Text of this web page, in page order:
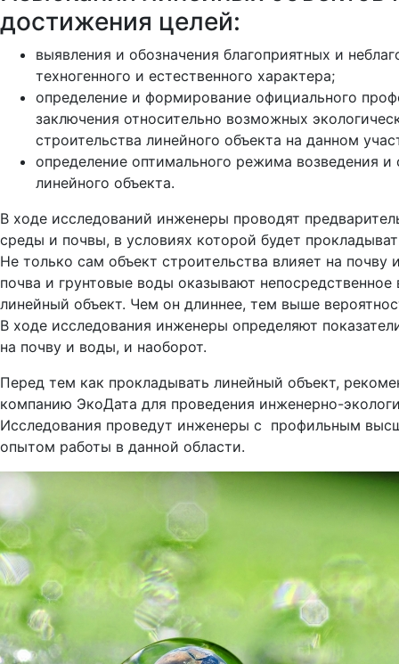
достижения целей:
выявления и обозначения благоприятных и
техногенного и естественного характера;
определение и формирование официального
заключения относительно возможных
строительства линейного объекта на данном
определение оптимального режима возведения и
линейного объекта.
В ходе исследований инженеры проводят
среды и почвы, в условиях которой будет
Не только сам объект строительства влияет на почву
почва и грунтовые воды оказывают непосредственное
линейный объект. Чем он длиннее, тем выше
В ходе исследования инженеры определяют
на почву и воды, и наоборот.
Перед тем как прокладывать линейный объект,
компанию ЭкоДата для проведения инженерно-
Исследования проведут инженеры с профильным
опытом работы в данной области.